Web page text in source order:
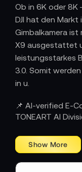
Ob in 6K oder 8K
DJI hat den
Gimbalkamera ist
X9 ausgestattet
leistungsstarkes
3.0. Somit
in u.
📌 AI-verified E-
TONEART AI